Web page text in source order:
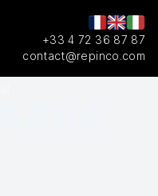
+33 4 72 36 87 87
contact@repinco.com